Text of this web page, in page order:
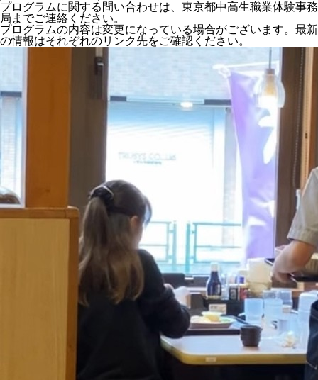
プログラムに関する問い合わせは、東京都中高生職業体験事務
局までご連絡ください。
プログラムの内容は変更になっている場合がございます。最新
の情報はそれぞれのリンク先をご確認ください。